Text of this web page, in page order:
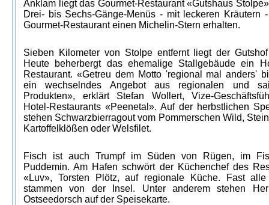
Anklam liegt das Gourmet-Restaurant «Gutshaus
Drei- bis Sechs-Gänge-Menüs - mit leckeren Kräutern
Gourmet-Restaurant einen Michelin-Stern erhalten.
Sieben Kilometer von Stolpe entfernt liegt der
Heute beherbergt das ehemalige Stallgebäude ein
Restaurant. «Getreu dem Motto 'regional mal anders'
ein wechselndes Angebot aus regionalen und
Produkten», erklärt Stefan Wollert, Vize-
Hotel-Restaurants «Peenetal». Auf der herbstlichen
stehen Schwarzbierragout vom Pommerschen Wild,
Kartoffelklößen oder Welsfilet.
Fisch ist auch Trumpf im Süden von Rügen, im
Puddemin. Am Hafen schwört der Küchenchef des
«Luv», Torsten Plötz, auf regionale Küche. Fast alle
stammen von der Insel. Unter anderem stehen
Ostseedorsch auf der Speisekarte.